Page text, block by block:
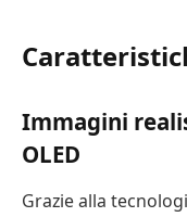
Immagini
OLED
Grazie alla